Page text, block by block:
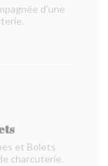
d'une
et Bolets
charcuterie.